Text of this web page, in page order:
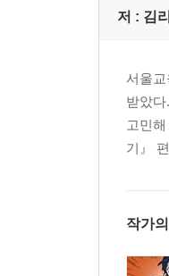
저 : 김
서울
받았
고민
기』
작가